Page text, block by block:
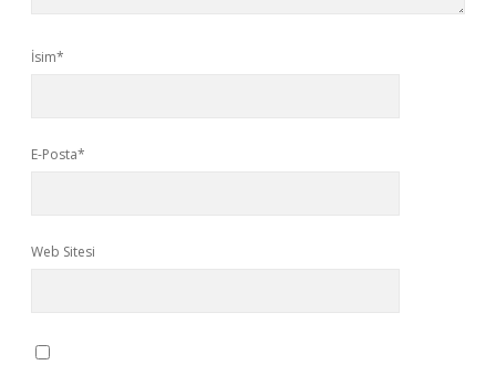
İsim*
E-Posta*
Web Sitesi